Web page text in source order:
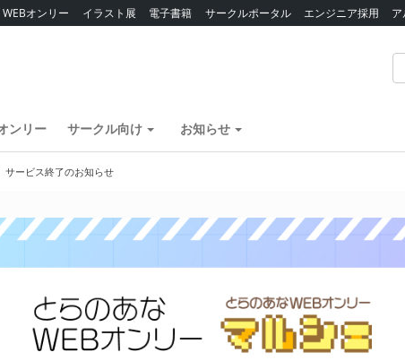
WEBオンリー イラスト展 電子書籍 サークルポータル エンジニア採用
ンリー サークル向け お知らせ
サービス終了のお知らせ